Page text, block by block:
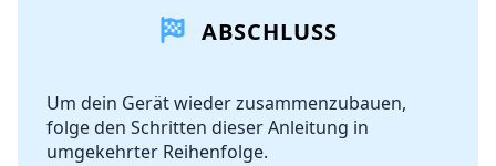
Kommentar hinzufügen
Abbrechen Kommentieren
ABSCHLUSS
Um dein Gerät wieder zusammenzubauen,
folge den Schritten dieser Anleitung in
umgekehrter Reihenfolge.